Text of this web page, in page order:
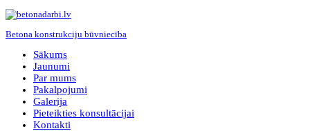
Betona konstrukciju būvniecība
Sākums
Jaunumi
Par mums
Pakalpojumi
Galerija
Pieteikties konsultācijai
Kontakti